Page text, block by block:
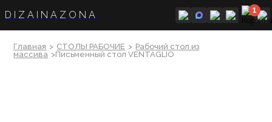
DIZAINAZONA 1
Главная > СТОЛЫ РАБОЧИЕ > Рабочий стол из
массива >Письменный стол VENTAGLIO